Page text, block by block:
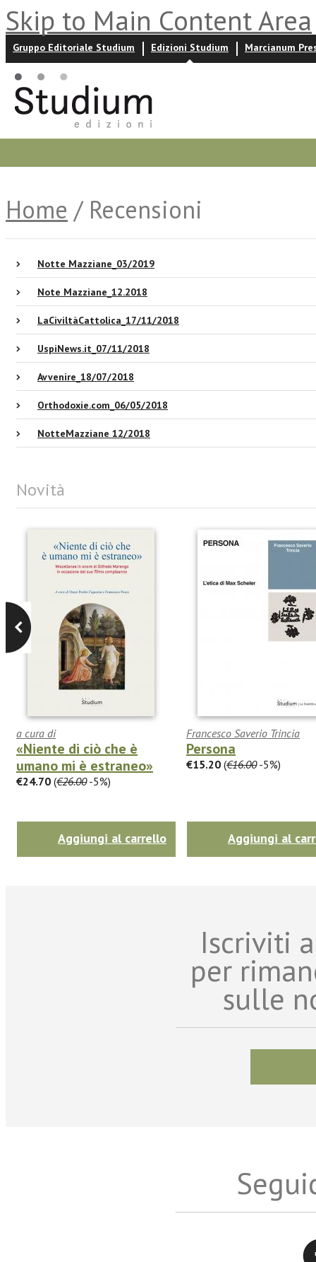
Skip to Main Content Area
Gruppo Editoriale Studium Edizioni Studium Marcianum
Home / Recensioni
Notte Mazziane_03/2019
Note Mazziane_12.2018
LaCiviltàCattolica_17/11/2018
UspiNews.it_07/11/2018
Avvenire_18/07/2018
Orthodoxie.com_06/05/2018
NotteMazziane 12/2018
Novità
a cura di
«Niente di ciò che è
umano mi è estraneo»
€24.70 (€26.00-5%)
Aggiungi al carrello
Francesco Saverio Trincia
Persona
€15.20 (€16.00-5%)
Aggiungi al
Iscriviti
per
sulle